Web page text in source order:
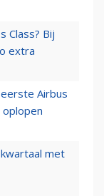
Class? Bij
extra
Airbus
met